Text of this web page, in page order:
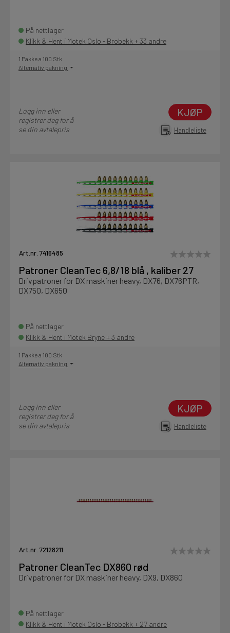
På nettlager
Klikk & Hent i Motek Oslo - Brobekk + 33 andre
1 Pakke a 100 Stk
Alternativ pakning
Logg inn eller
registrer deg for å
se din avtalepris
KJØP
Handleliste
Art.nr. 7416485
Patroner CleanTec 6,8/18 blå , kaliber 27
Drivpatroner for DX maskiner heavy, DX76, DX76PTR,
DX750, DX650
På nettlager
Klikk & Hent i Motek Bryne + 3 andre
1 Pakke a 100 Stk
Alternativ pakning
Logg inn eller
registrer deg for å
se din avtalepris
KJØP
Handleliste
Art.nr. 72128211
Patroner CleanTec DX860 rød
Drivpatroner for DX maskiner heavy, DX9, DX860
På nettlager
Klikk & Hent i Motek Oslo - Brobekk + 27 andre